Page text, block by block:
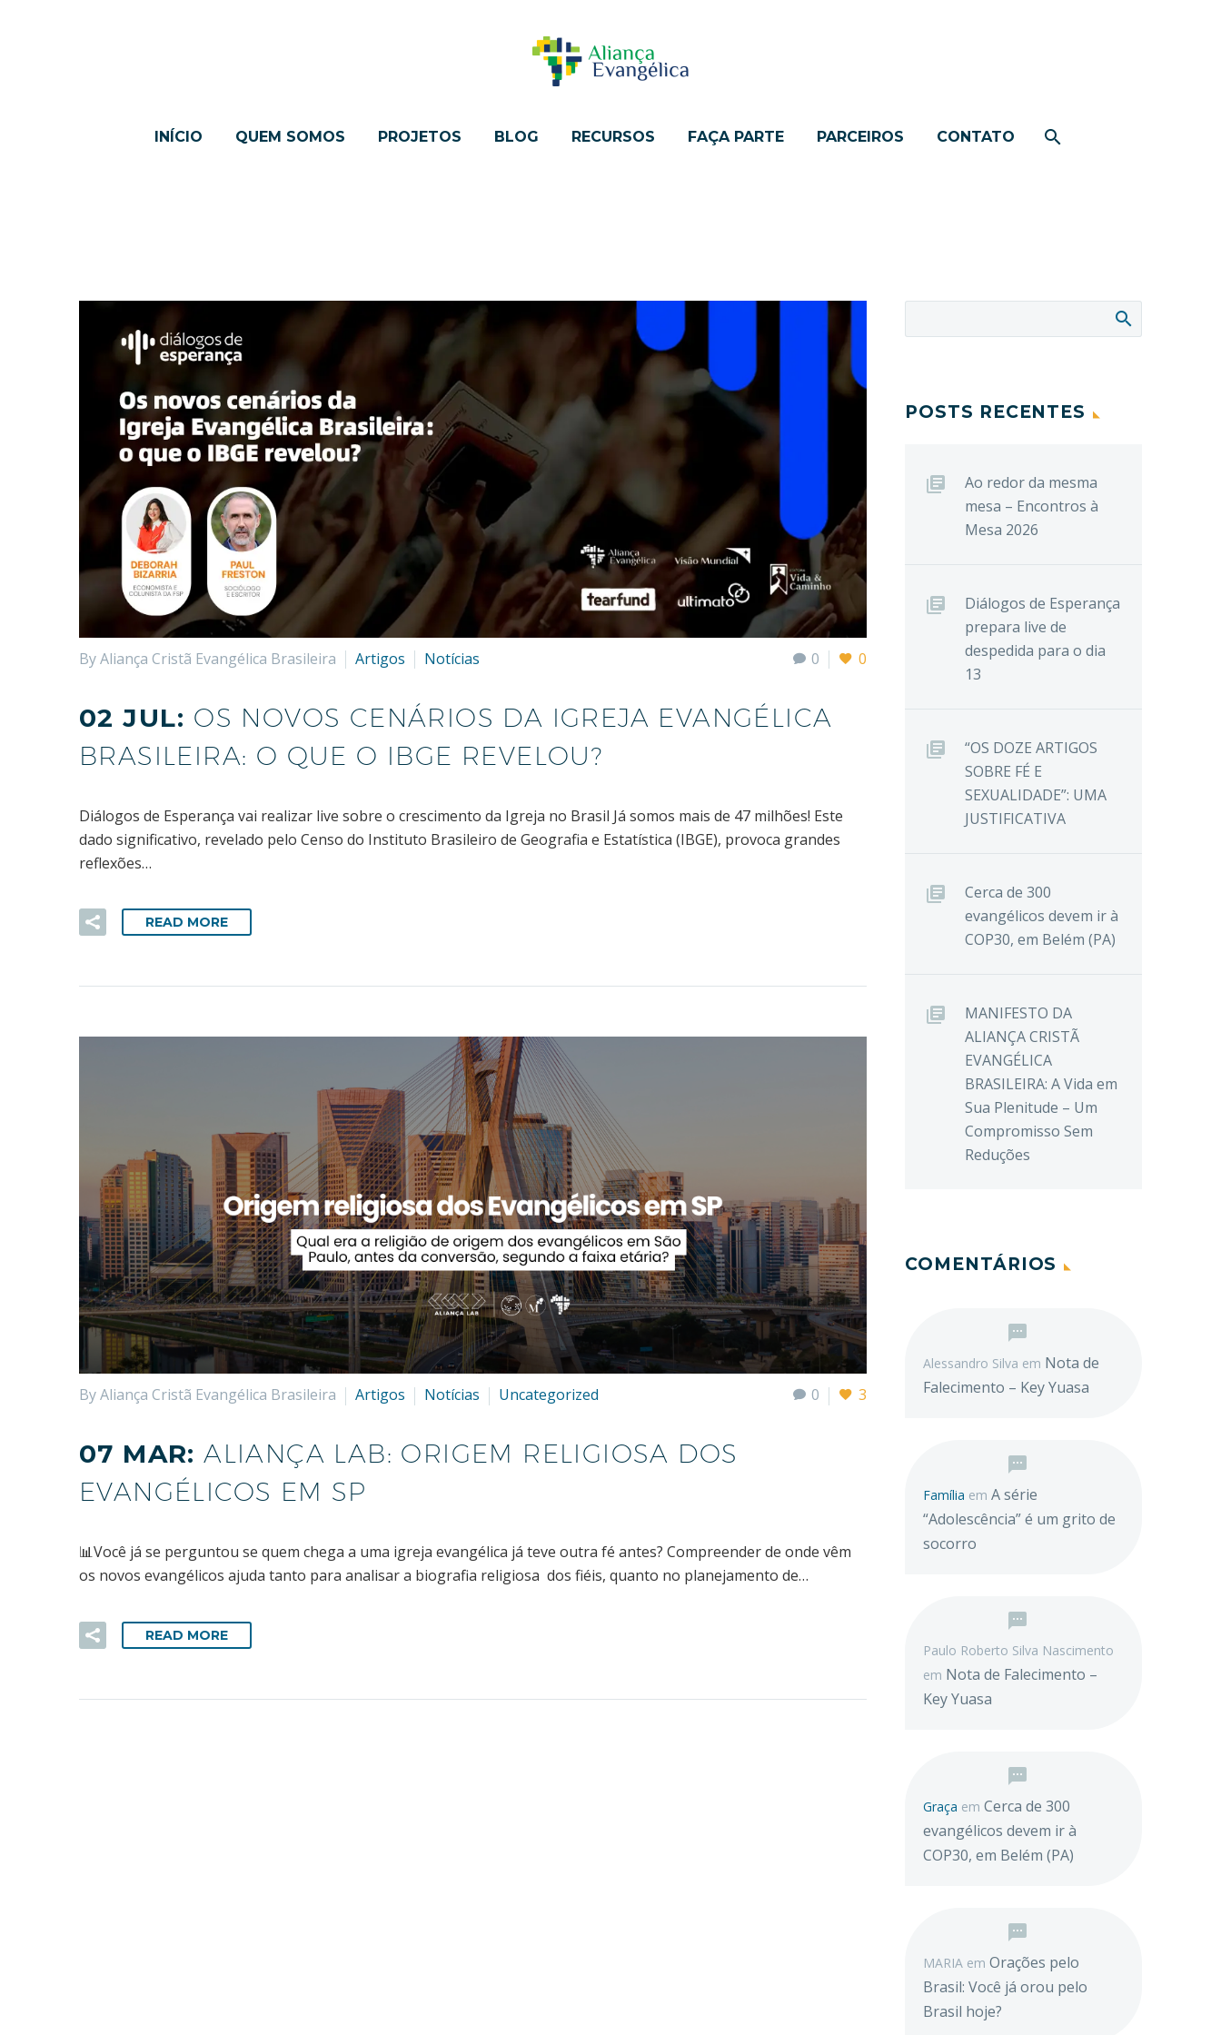
INÍCIO QUEM SOMOS PROJETOS BLOG RECURSOS FAÇA PARTE PARCEIROS CONTATO
0 0
By Aliança Cristã Evangélica Brasileira Artigos Notícias
02 JUL: OS NOVOS CENÁRIOS DA IGREJA EVANGÉLICA
BRASILEIRA: O QUE O IBGE REVELOU?
Diálogos de Esperança vai realizar live sobre o crescimento da Igreja no Brasil Já somos mais de 47 milhões! Este
dado significativo, revelado pelo Censo do Instituto Brasileiro de Geografia e Estatística (IBGE), provoca grandes
reflexões…
READ MORE
0 3
By Aliança Cristã Evangélica Brasileira Artigos Notícias Uncategorized
07 MAR:ALIANÇA LAB: ORIGEM RELIGIOSA DOS
EVANGÉLICOS EM SP
📊Você já se perguntou se quem chega a uma igreja evangélica já teve outra fé antes? Compreender de onde vêm
os novos evangélicos ajuda tanto para analisar a biografia religiosa dos fiéis, quanto no planejamento de…
READ MORE
POSTS RECENTES
Ao redor da mesma
mesa – Encontros à
Mesa 2026
Diálogos de Esperança
prepara live de
despedida para o dia
13
“OS DOZE ARTIGOS
SOBRE FÉ E
SEXUALIDADE”: UMA
JUSTIFICATIVA
Cerca de 300
evangélicos devem ir à
COP30, em Belém (PA)
MANIFESTO DA
ALIANÇA CRISTÃ
EVANGÉLICA
BRASILEIRA: A Vida em
Sua Plenitude – Um
Compromisso Sem
Reduções
COMENTÁRIOS
Alessandro Silva em Nota de
Falecimento – Key Yuasa
Família em A série
“Adolescência” é um grito de
socorro
Paulo Roberto Silva Nascimento
em Nota de Falecimento –
Key Yuasa
Graça em Cerca de 300
evangélicos devem ir à
COP30, em Belém (PA)
MARIA em Orações pelo
Brasil: Você já orou pelo
Brasil hoje?